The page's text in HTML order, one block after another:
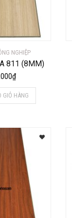
NGHIỆP
811 (8MM)
₫
GIỎ HÀNG